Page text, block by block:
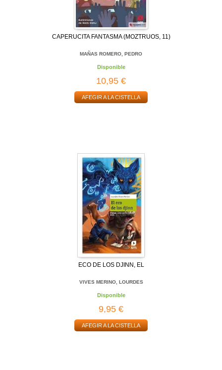
CAPERUCITA FANTASMA (MOZTRUOS, 11)
MAÑAS ROMERO, PEDRO
Disponible
10,95 €
AFEGIR A LA CISTELLA
ECO DE LOS DJINN, EL
VIVES MERINO, LOURDES
Disponible
9,95 €
AFEGIR A LA CISTELLA